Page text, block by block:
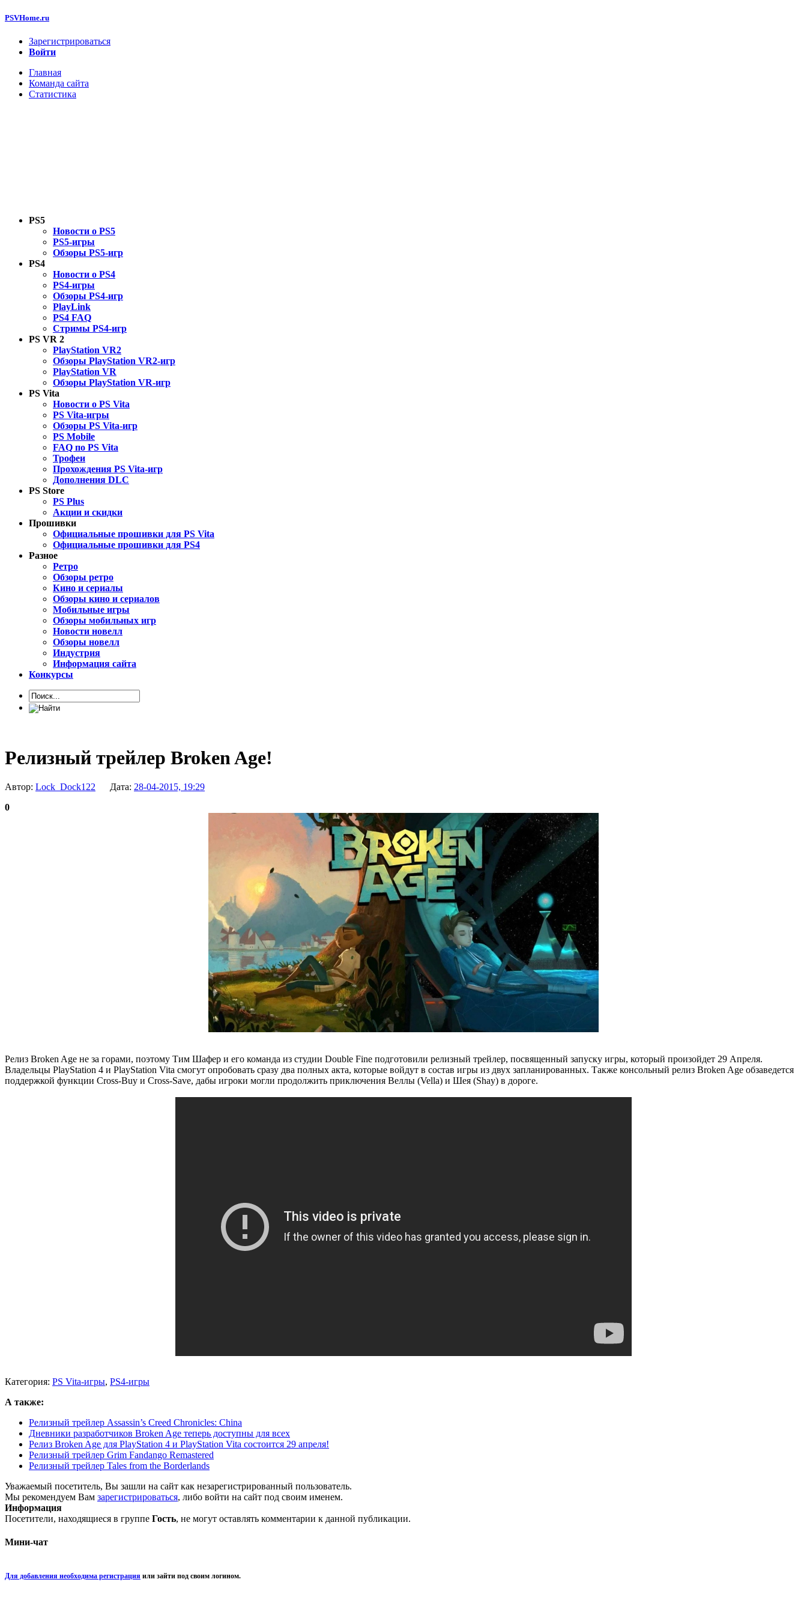
PSVHome.ru
Зарегистрироваться
Войти
Главная
Команда сайта
Статистика
PS5
Новости о PS5
PS5-игры
Обзоры PS5-игр
PS4
Новости о PS4
PS4-игры
Обзоры PS4-игр
PlayLink
PS4 FAQ
Стримы PS4-игр
PS VR 2
PlayStation VR2
Обзоры PlayStation VR2-игр
PlayStation VR
Обзоры PlayStation VR-игр
PS Vita
Новости о PS Vita
PS Vita-игры
Обзоры PS Vita-игр
PS Mobile
FAQ по PS Vita
Трофеи
Прохождения PS Vita-игр
Дополнения DLC
PS Store
PS Plus
Акции и скидки
Прошивки
Официальные прошивки для PS Vita
Официальные прошивки для PS4
Разное
Ретро
Обзоры ретро
Кино и сериалы
Обзоры кино и сериалов
Мобильные игры
Обзоры мобильных игр
Новости новелл
Обзоры новелл
Индустрия
Информация сайта
Конкурсы
Релизный трейлер Broken Age!
Автор: Lock_Dock122 Дата: 28-04-2015, 19:29
0
Релиз Broken Age не за горами, поэтому Тим Шафер и его команда из студии Double Fine подготовили релизный трейлер, посвященный запуску игры, который произойдет 29 Апреля.
Владельцы PlayStation 4 и PlayStation Vita смогут опробовать сразу два полных акта, которые войдут в состав игры из двух запланированных. Также консольный релиз Broken Age обзаведется
поддержкой функции Cross-Buy и Cross-Save, дабы игроки могли продолжить приключения Веллы (Vella) и Шея (Shay) в дороге.
Категория: PS Vita-игры, PS4-игры
А также:
Релизный трейлер Assassin’s Creed Chronicles: China
Дневники разработчиков Broken Age теперь доступны для всех
Релиз Broken Age для PlayStation 4 и PlayStation Vita состоится 29 апреля!
Релизный трейлер Grim Fandango Remastered
Релизный трейлер Tales from the Borderlands
Уважаемый посетитель, Вы зашли на сайт как незарегистрированный пользователь.
Мы рекомендуем Вам зарегистрироваться, либо войти на сайт под своим именем.
Информация
Посетители, находящиеся в группе Гость, не могут оставлять комментарии к данной публикации.
Мини-чат
Для добавления необходима регистрация или зайти под своим логином.